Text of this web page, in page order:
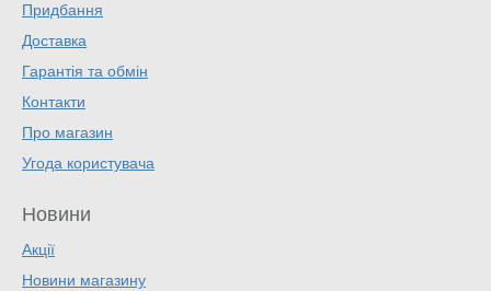
Придбання
Доставка
Гарантія та обмін
Контакти
Про магазин
Угода користувача
Новини
Акції
Новини магазину